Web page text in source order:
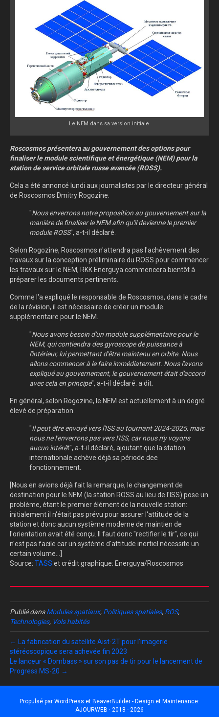
Le NEM dans sa version initiale.
Roscosmos présentera au gouvernement des options pour
finaliser le module scientifique et énergétique (NEM) pour la
station de service orbitale russe avancée (ROSS).
Cela a été annoncé lundi aux journalistes par le directeur général
de Roscosmos Dmitry Rogozine.
"Nous enverrons notre proposition au gouvernement sur la
manière de finaliser le NEM afin qu'il devienne le premier
module ROSS", a-t-il déclaré.
Selon Rogozine, Roscosmos n'attendra pas l'achèvement des
travaux sur la conception préliminaire du ROSS pour commencer
les travaux sur le NEM, RKK Energuya commencera bientôt à
préparer les documents pertinents.
Comme l'a expliqué le responsable de Roscosmos, dans le cadre
de la révision, il est nécessaire de créer un module
supplémentaire pour le NEM.
"Nous avons besoin d'un module supplémentaire pour le
NEM, qui contiendra des gyroscope de puissance à
l'intérieur, lui permettant d'être maintenu en orbite. Nous
allons commencer à le faire immédiatement. Nous l'avons
expliqué au gouvernement, le gouvernement était d'accord
avec cela en principe", a-t-il déclaré. a dit.
En général, selon Rogozine, le NEM est actuellement à un degré
élevé de préparation.
"Il peut être envoyé vers l'ISS au tournant 2024-2025, mais
nous ne l'enverrons pas vers l'ISS, car nous n'y voyons
aucun intérêt", a-t-il déclaré, ajoutant que la station
internationale achève déjà sa période dee
fonctionnement.
[Nous en avions déjà fait la remarque, le changement de
destination pour le NEM (la station ROSS au lieu de l'ISS) pose un
problème, étant le premier élément de la nouvelle station:
initialement il n'était pas prévu pour assurer l'attitude de la
station et donc aucun système moderne de maintien de
l'orientation avait été conçu. Il faut donc "rectifier le tir", ce qui
n'est pas facile car un système d'attitude inertiel nécessite un
certain volume...]
Source: TASS et crédit graphique: Energuya/Roscosmos
Publié dansModules spatiaux, Politiques spatiales, ROS,
Technologies, Vols habités
← La fabrication du satellite Aist-2T pour l’imagerie
stéréoscopique sera achevée fin 2023
Le lanceur « Dombass » sur son pas de tir pour le lancement de
Progress MS-20 →
Propulsé par WordPress et BeaverBuilder - Design et Maintenance:
AJOURWEB · 2018 - 2026